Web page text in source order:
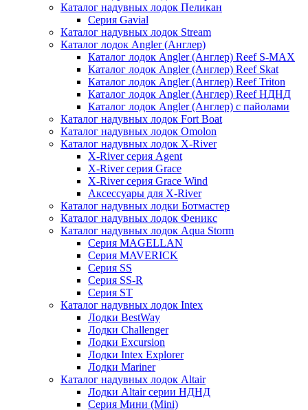
Каталог надувных лодок Пеликан
Серия Gavial
Каталог надувных лодок Stream
Каталог лодок Angler (Англер)
Каталог лодок Angler (Англер) Reef S-MAX
Каталог лодок Angler (Англер) Reef Skat
Каталог лодок Angler (Англер) Reef Triton
Каталог лодок Angler (Англер) Reef НДНД
Каталог лодок Angler (Англер) с пайолами
Каталог надувных лодок Fort Boat
Каталог надувных лодок Omolon
Каталог надувных лодок X-River
X-River серия Agent
X-River серия Grace
X-River серия Grace Wind
Аксессуары для X-River
Каталог надувных лодки Ботмастер
Каталог надувных лодок Феникc
Каталог надувных лодок Aqua Storm
Серия MAGELLAN
Серия MAVERICK
Серия SS
Серия SS-R
Серия ST
Каталог надувных лодок Intex
Лодки BestWay
Лодки Challenger
Лодки Excursion
Лодки Intex Explorer
Лодки Mariner
Каталог надувных лодок Altair
Лодки Altair серии НДНД
Серия Мини (Mini)